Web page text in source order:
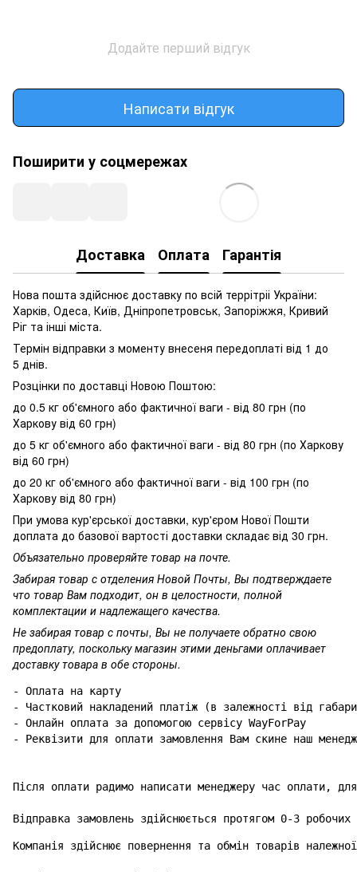
Додайте перший відгук
Написати відгук
Поширити у соцмережах
Доставка Оплата Гарантія
Нова пошта здійснює доставку по всій террітріі України:
Харків, Одеса, Київ, Дніпропетровськ, Запоріжжя, Кривий
Ріг та інші міста.
Термін відправки з моменту внесеня передоплаті від 1 до
5 днів.
Розцінки по доставці Новою Поштою:
до 0.5 кг об'ємного або фактичної ваги - від 80 грн (по
Харкову від 60 грн)
до 5 кг об'ємного або фактичної ваги - від 80 грн (по Харкову
від 60 грн)
до 20 кг об'ємного або фактичної ваги - від 100 грн (по
Харкову від 80 грн)
При умова кур'єрської доставки, кур'єром Нової Пошти
доплата до базової вартості доставки складає від 30 грн.
Объязательно проверяйте товар на почте.
Забирая товар с отделения Новой Почты, Вы подтверждаете
что товар Вам подходит, он в целостности, полной
комплектации и надлежащего качества.
Не забирая товар с почты, Вы не получаете обратно свою
предоплату, поскольку магазин этими деньгами оплачивает
доставку товара в обе стороны.
- Оплата на карту
- Частковий накладений платіж (в залежності від
- Онлайн оплата за допомогою сервісу WayForPay
- Реквізити для оплати замовлення Вам скине наш
Після оплати радимо написати менеджеру час оплати,
Відправка замовлень здійснюється протягом 0-3
Компанія здійснює повернення та обмін товарів